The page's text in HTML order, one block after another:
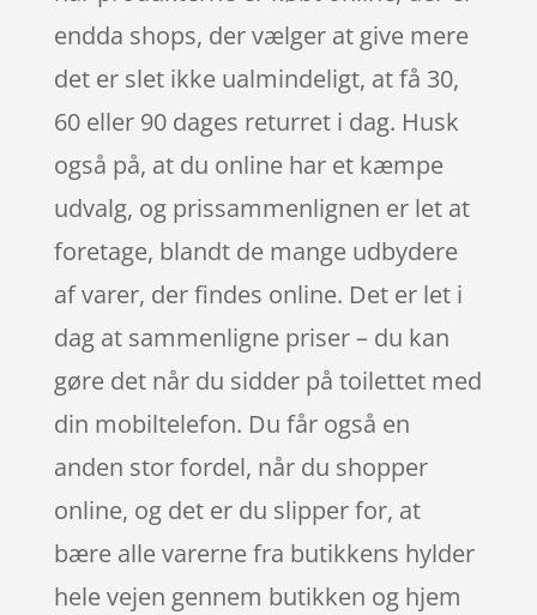
endda shops, der vælger at give mere
det er slet ikke ualmindeligt, at få 30,
60 eller 90 dages returret i dag. Husk
også på, at du online har et kæmpe
udvalg, og prissammenlignen er let at
foretage, blandt de mange udbydere
af varer, der findes online. Det er let i
dag at sammenligne priser – du kan
gøre det når du sidder på toilettet med
din mobiltelefon. Du får også en
anden stor fordel, når du shopper
online, og det er du slipper for, at
bære alle varerne fra butikkens hylder
hele vejen gennem butikken og hjem